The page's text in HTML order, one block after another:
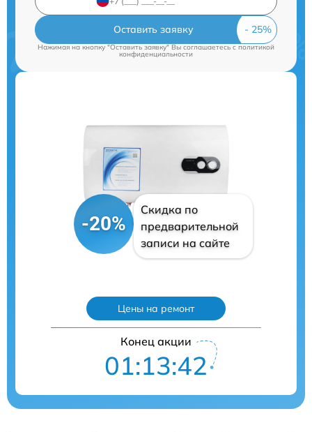
Оставить заявку
Нажимая на кнопку "Оставить заявку" Вы соглашаетесь cполитикой
конфиденциальности
-20%
Скидка по
предварительной
записи на сайте
Цены на ремонт
Конец акции
01:13:41